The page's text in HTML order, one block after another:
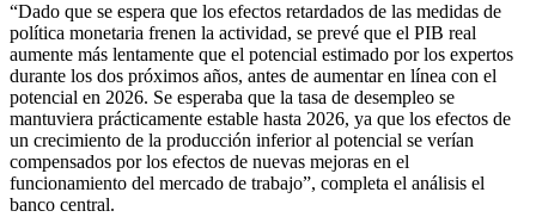
“Dado que se espera que los efectos retardados de las medidas de
política monetaria frenen la actividad, se prevé que el PIB real
aumente más lentamente que el potencial estimado por los expertos
durante los dos próximos años, antes de aumentar en línea con el
potencial en 2026. Se esperaba que la tasa de desempleo se
mantuviera prácticamente estable hasta 2026, ya que los efectos de
un crecimiento de la producción inferior al potencial se verían
compensados por los efectos de nuevas mejoras en el
funcionamiento del mercado de trabajo”, completa el análisis el
banco central.